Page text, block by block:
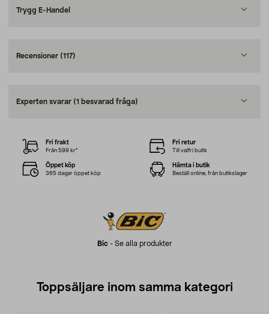
Trygg E-Handel
Recensioner (117)
Experten svarar (1 besvarad fråga)
Bic- Se alla produkter
Fri frakt
Från 599 kr*
Fri retur
Till valfri butik
Öppet köp
365 dagar öppet köp
Hämta i butik
Beställ online, från butikslager
Toppsäljare inom samma kategori